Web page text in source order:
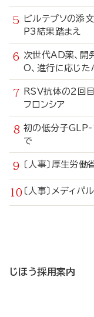
ビルテプソの
P3結果踏まえ
次世代AD薬、開
O、進行に応じた
RSV抗体の2回
フロンシア
初の低分子
で
〔人事〕厚生労
〔人事〕メディ
じほう採用案内